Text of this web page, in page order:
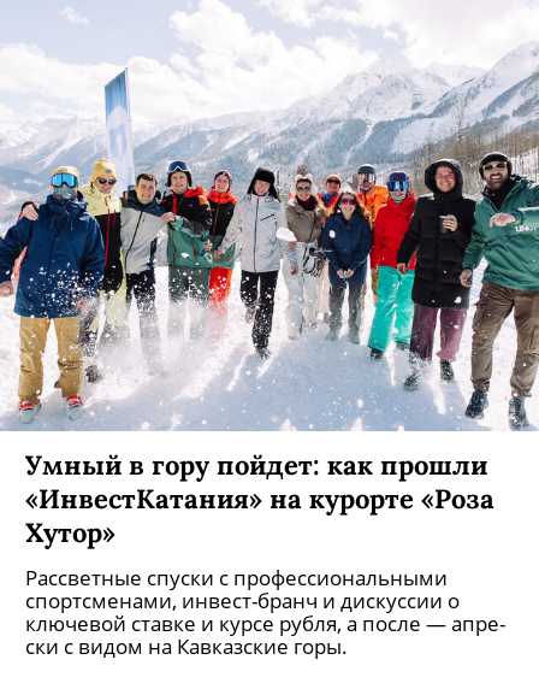
Умный в гору пойдет: как прошли
«ИнвестКатания» на курорте «Роза
Хутор»
Рассветные спуски с профессиональными
спортсменами, инвест-бранч и дискуссии о
ключевой ставке и курсе рубля, а после — апре-
ски с видом на Кавказские горы.